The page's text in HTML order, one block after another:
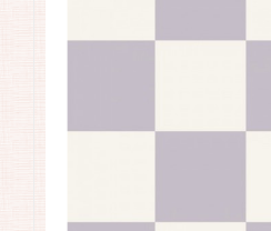
Материал покрытия:Виниловое